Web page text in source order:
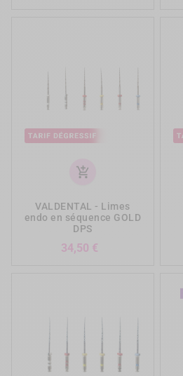
add_shopping_cart
VALDENTAL - Limes
endo en séquence GOLD
DPS
34,50 €